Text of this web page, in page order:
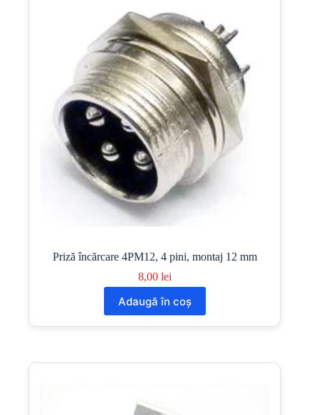
Priză încărcare 4PM12, 4 pini, montaj 12 mm
8,00 lei
Adaugă în coș